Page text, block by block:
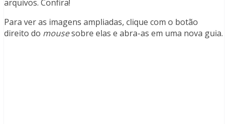
arquivos. Confira!
Para ver as imagens ampliadas, clique com o botão
direito do mousesobre elas e abra-as em uma nova guia.